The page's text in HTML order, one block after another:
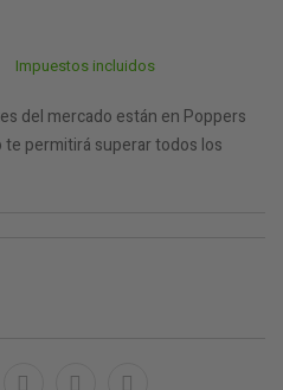
Impuestos incluidos
del mercado están en Poppers
permitirá superar todos los